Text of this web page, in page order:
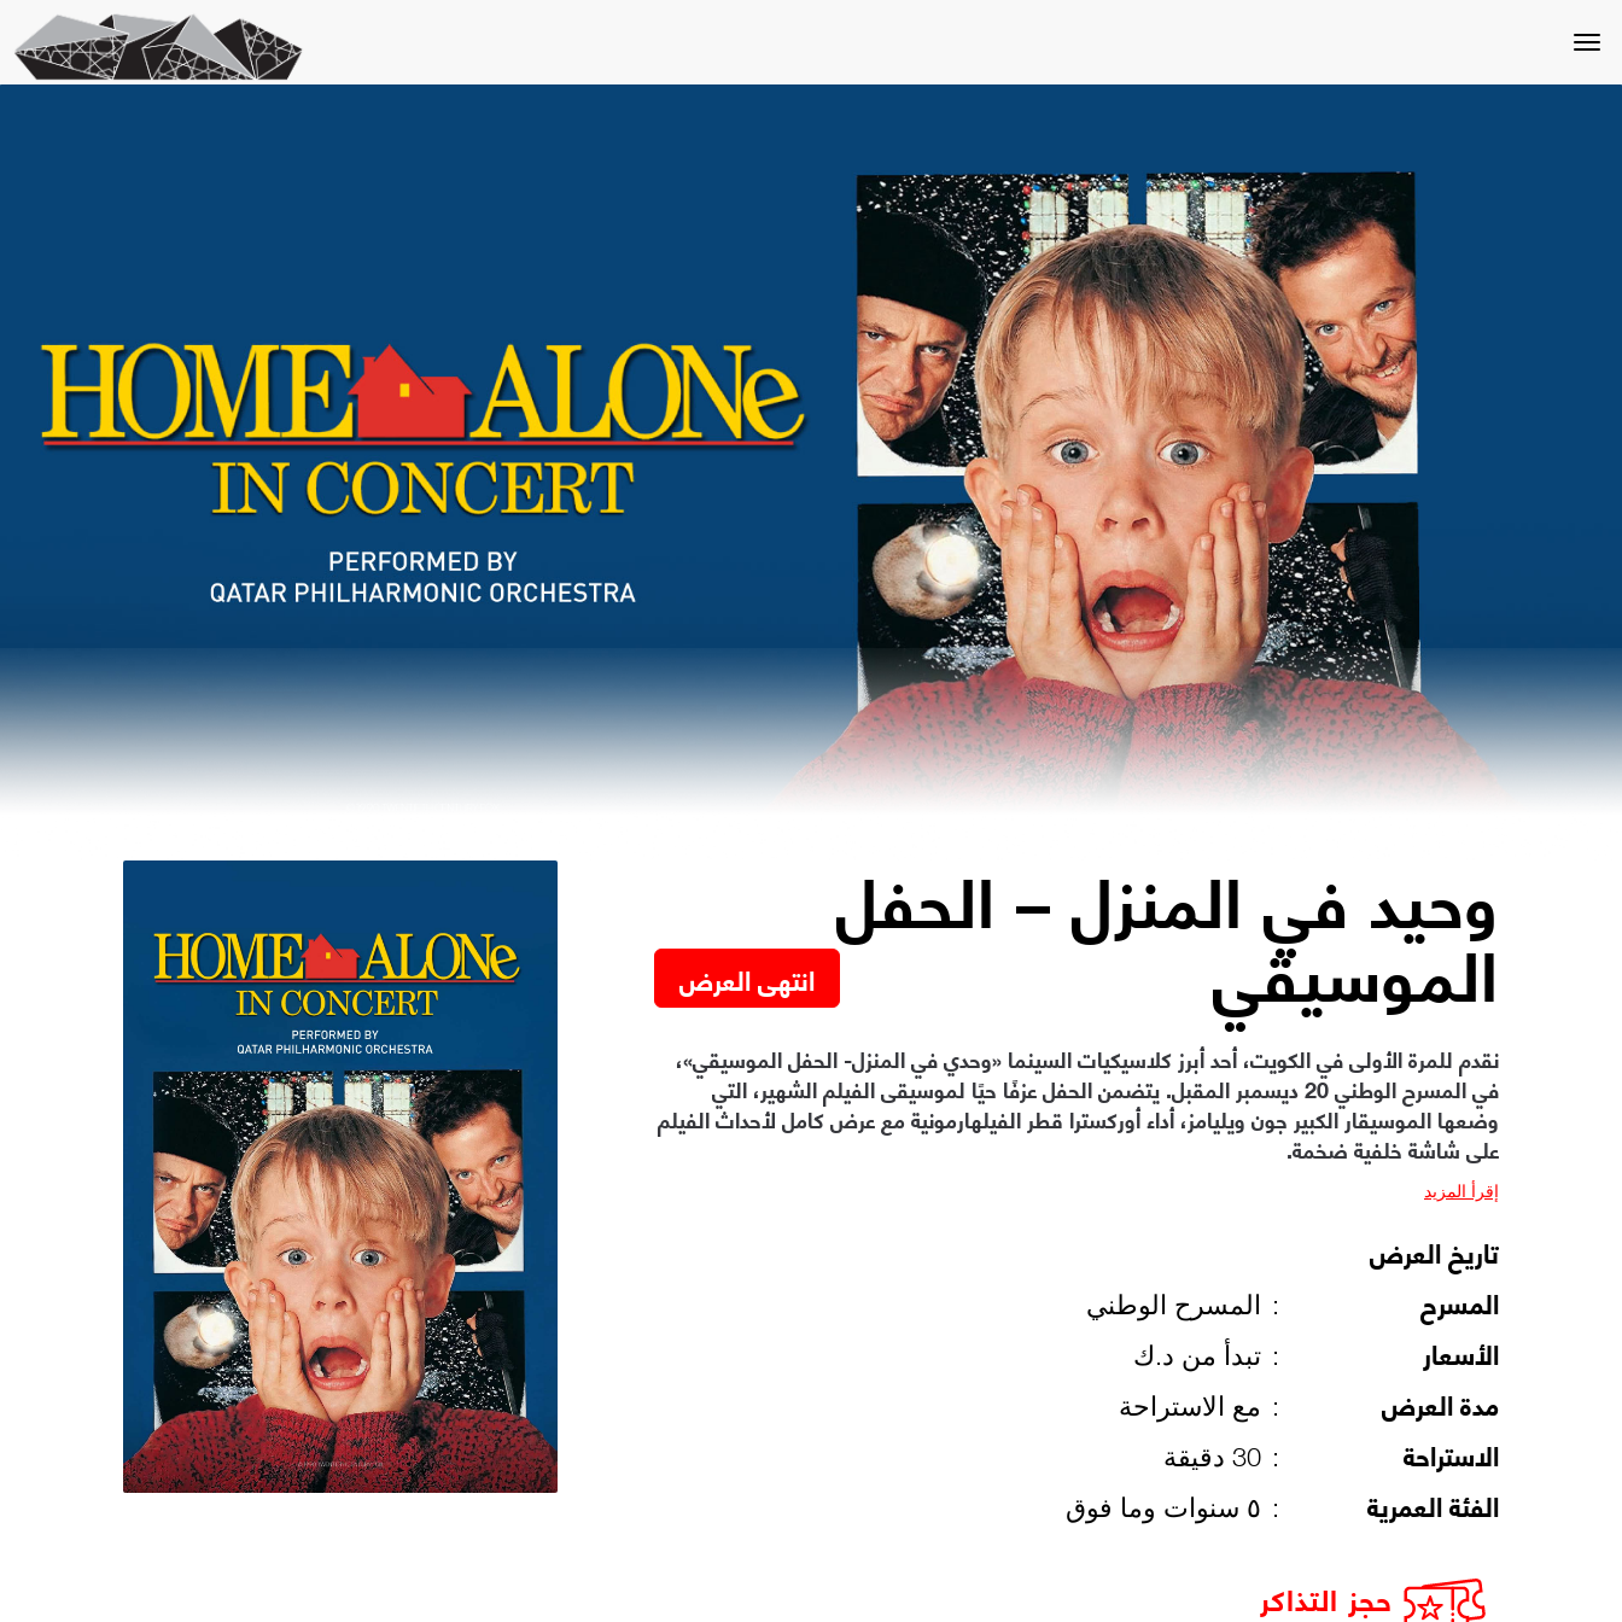
Toggle
navigation
وحيد في المنزل – الحفل
الموسيقي انتهى العرض
نقدم للمرة الأولى في الكويت، أحد أبرز كلاسيكيات السينما «وحدي في المنزل- الحفل الموسيقي»،
في المسرح الوطني 20 ديسمبر المقبل. يتضمن الحفل عزفًا حيًا لموسيقى الفيلم الشهير، التي
وضعها الموسيقار الكبير جون ويليامز، أداء أوركسترا قطر الفيلهارمونية مع عرض كامل لأحداث الفيلم
على شاشة خلفية ضخمة.
إقرأ المزيد
تاريخ العرض
المسرح
: المسرح الوطني
الأسعار
: تبدأ من د.ك
مدة العرض
: مع الاستراحة
الاستراحة
: 30 دقيقة
الفئة العمرية
: ٥ سنوات وما فوق
حجز التذاكر